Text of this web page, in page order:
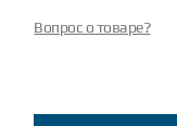
Вопрос о товаре?